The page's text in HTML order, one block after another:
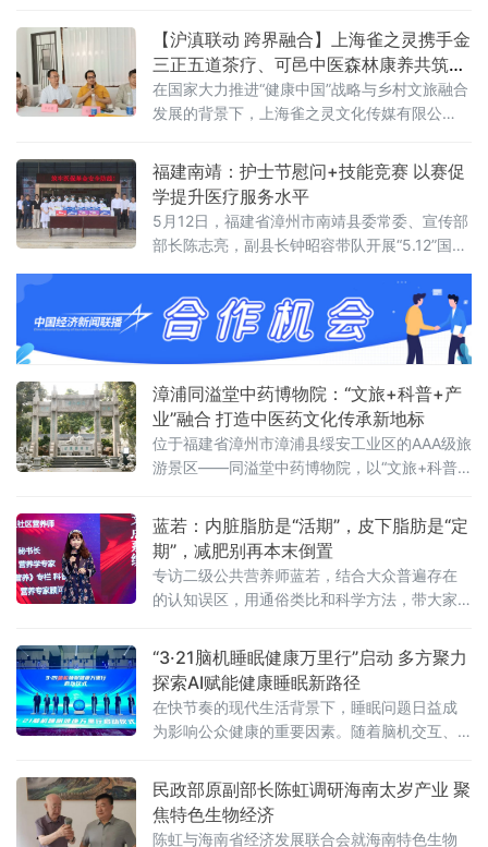
化医保基金管理突出问题整治"突击战"工作方
案》，对方案中的总体目标、组织领导、整治
时间与范围、
【沪滇联动 跨界融合】上海雀之灵携手金
三正五道茶疗、可邑中医森林康养​共筑弥
勒康养旅居新高地​
在国家大力推进“健康中国”战略与乡村文旅融合
发展的背景下，上海雀之灵文化传媒有限公
医森林康养基地今日正式签署战略合作协议。
三方将立足云南弥勒可邑小镇独特的生态与文
化资源，深度融合民族IP、精品咖啡、中医康养
与森林旅居，构建“咖啡文化+民族美学+中医康
养+生态旅居”四位一体的产业新生态，打造沪
滇协作、跨界赋能的康养文旅示范样板。弥勒
可邑小
福建南靖：护士节慰问+技能竞赛 以赛促
学提升医疗服务水平
5月12日，福建省漳州市南靖县委常委、宣传部
部长陈志亮，副县长钟昭容带队开展“5.12”国际
节日的问候。在山城社区卫生服务中心、县中
医院、县总医院，县领导与护理人员亲切交
谈，对大家长期以来在平凡岗位上无私奉献、
恪尽职守表示衷心感谢。南靖县领导勉励大家
继续弘扬南丁格尔精神，坚守医者初心，精进
护理技能，以更优质
漳浦同溢堂中药博物院：“文旅+科普+产
业”融合 打造中医药文化传承新地标
位于福建省漳州市漳浦县绥安工业区的AAA级旅
游景区——同溢堂中药博物院，以“文旅+科普
传承与体验的新地标。园区将中医药文化与园
林景观、观光体验深度融合，成为传播中医药
文化、展示非遗技艺的重要窗口。走进同溢堂
中药博物院，首先映入眼帘的是中医药文化园
林。这里以千年重阳古树林为基，巧妙布局妙
蓝若：内脏脂肪是“活期”，皮下脂肪是“定
期”，减肥别再本末倒置
专访二级公共营养师蓝若，结合大众普遍存在
的认知误区，用通俗类比和科学方法，带大家
“3·21脑机睡眠健康万里行”启动 多方聚力
探索AI赋能健康睡眠新路径
在快节奏的现代生活背景下，睡眠问题日益成
为影响公众健康的重要因素。随着脑机交互、
睡眠质量提供全新路径。3月21日，第26个世界
睡眠日之际，“3·21脑机睡眠健康万里行”活动在
福建厦门正式启动，来自政产学研医等多领域
民政部原副部长陈虹调研海南太岁产业 聚
焦特色生物经济
陈虹与海南省经济发展联合会就海南特色生物